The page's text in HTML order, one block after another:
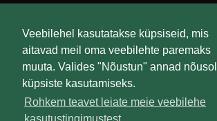
Veebilehel kasutatakse küpsiseid, mis
aitavad meil oma veebilehte paremaks
muuta. Valides "Nõustun" annad
küpsiste kasutamiseks.
Rohkem teavet leiate meie veebilehe
Teabesalv
Liitu uudiskirjaga